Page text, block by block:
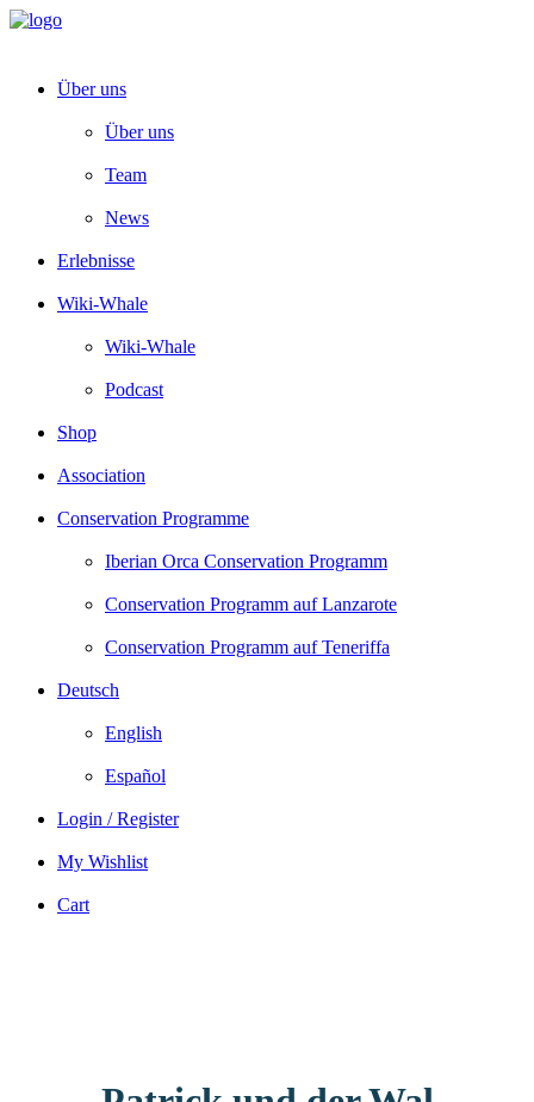
Über uns
Über uns
Team
News
Erlebnisse
Wiki-Whale
Wiki-Whale
Podcast
Shop
Association
Conservation Programme
Iberian Orca Conservation Programm
Conservation Programm auf Lanzarote
Conservation Programm auf Teneriffa
Deutsch
English
Español
Login / Register
My Wishlist
Cart